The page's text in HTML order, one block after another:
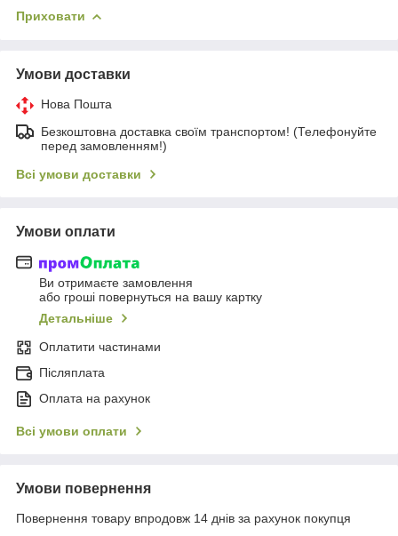
Приховати
Умови доставки
Нова Пошта
Безкоштовна доставка своїм транспортом! (Телефонуйте
перед замовленням!)
Всі умови доставки
Умови оплати
Ви отримаєте замовлення
або гроші повернуться на вашу картку
Детальніше
Оплатити частинами
Післяплата
Оплата на рахунок
Всі умови оплати
Умови повернення
Повернення товару впродовж 14 днів за рахунок покупця